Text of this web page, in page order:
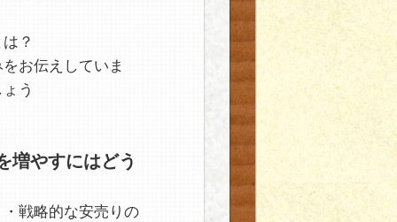
？
お伝えしていま
う
増やすにはどう
戦略的な安売りの